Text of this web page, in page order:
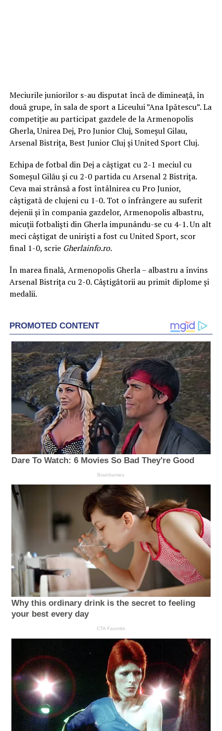
Meciurile juniorilor s-au disputat încă de dimineață, în
două grupe, în sala de sport a Liceului ”Ana Ipătescu”. La
competiție au participat gazdele de la Armenopolis
Gherla, Unirea Dej, Pro Junior Cluj, Someșul Gilau,
Arsenal Bistrița, Best Junior Cluj și United Sport Cluj.
Echipa de fotbal din Dej a câștigat cu 2-1 meciul cu
Someșul Gilău și cu 2-0 partida cu Arsenal 2 Bistrița.
Ceva mai strânsă a fost întâlnirea cu Pro Junior,
câștigată de clujeni cu 1-0. Tot o înfrângere au suferit
dejenii și în compania gazdelor, Armenopolis albastru,
micuții fotbaliști din Gherla impunându-se cu 4-1. Un alt
meci câștigat de uniriști a fost cu United Sport, scor
final 1-0, scrie Gherlainfo.ro.
În marea finală, Armenopolis Gherla – albastru a învins
Arsenal Bistrița cu 2-0. Câștigătorii au primit diplome și
medalii.